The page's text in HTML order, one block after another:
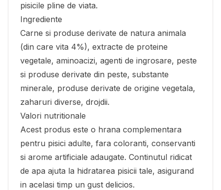
pisicile pline de viata.
Ingrediente
Carne si produse derivate de natura animala
(din care vita 4%), extracte de proteine
vegetale, aminoacizi, agenti de ingrosare, peste
si produse derivate din peste, substante
minerale, produse derivate de origine vegetala,
zaharuri diverse, drojdii.
Valori nutritionale
Acest produs este o hrana complementara
pentru pisici adulte, fara coloranti, conservanti
si arome artificiale adaugate. Continutul ridicat
de apa ajuta la hidratarea pisicii tale, asigurand
in acelasi timp un gust delicios.